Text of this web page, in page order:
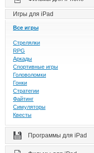
Игры для iPad
Все игры
Стрелялки
RPG
Аркады
Спортивные игры
Головоломки
Гонки
Стратегии
Файтинг
Симуляторы
Квесты
Программы для iPad